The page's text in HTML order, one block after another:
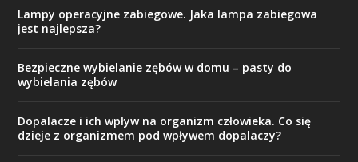
Lampy operacyjne zabiegowe. Jaka lampa zabiegowa
jest najlepsza?
Bezpieczne wybielanie zębów w domu – pasty do
wybielania zębów
Dopalacze i ich wpływ na organizm człowieka. Co się
dzieje z organizmem pod wpływem dopalaczy?